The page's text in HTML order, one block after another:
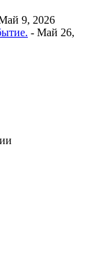
9, 2026
- Май 26,